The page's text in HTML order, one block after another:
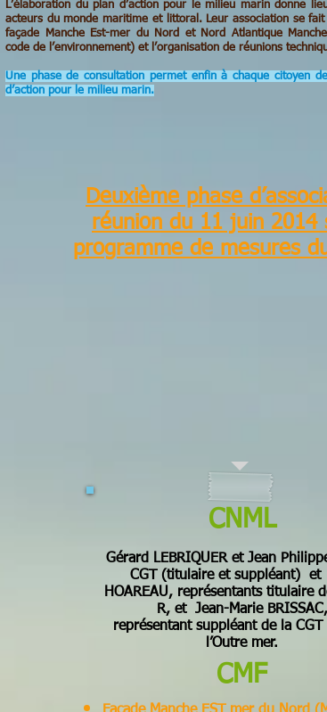
L’élaboration du plan d’action pour le milieu marin donne
acteurs du monde maritime et littoral. Leur association se
façade Manche Est-mer du Nord et Nord Atlantique
code de l’environnement) et l’organisation de réunions
Une phase de consultation permet enfin à chaque citoyen
d’action pour le milieu marin.
Deuxième phase
réunion du 11 juin 2014
programme de mesures
CNML
Gérard LEBRIQUER et Jean
CGT
(titulaire et suppléant) et
HOAREAU, représentants titulaire
R, et Jean-Marie BRISSAC,
représentant suppléant de la
l’Outre mer.
CMF